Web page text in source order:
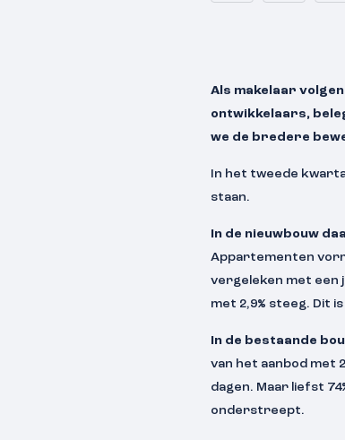
Als makelaar
ontwikkelaars,
we de bredere
In het tweede
staan.
In de nieuwbouw
Appartementen
vergeleken met een
met 2,9% steeg. Dit
In de bestaande
van het aanbod met
dagen. Maar liefst
onderstreept.